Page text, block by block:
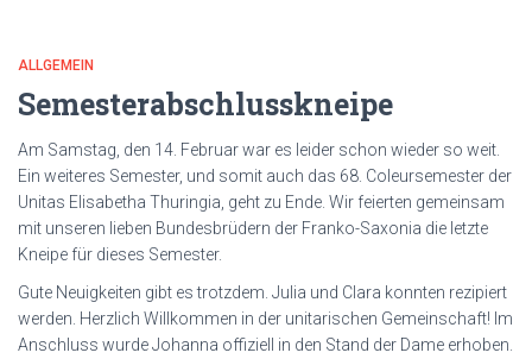
ALLGEMEIN
Semesterabschlusskneipe
Am Samstag, den 14. Februar war es leider schon wieder so weit.
Ein weiteres Semester, und somit auch das 68. Coleursemester der
Unitas Elisabetha Thuringia, geht zu Ende. Wir feierten gemeinsam
mit unseren lieben Bundesbrüdern der Franko-Saxonia die letzte
Kneipe für dieses Semester.
Gute Neuigkeiten gibt es trotzdem. Julia und Clara konnten rezipiert
werden. Herzlich Willkommen in der unitarischen Gemeinschaft! Im
Anschluss wurde Johanna offiziell in den Stand der Dame erhoben.